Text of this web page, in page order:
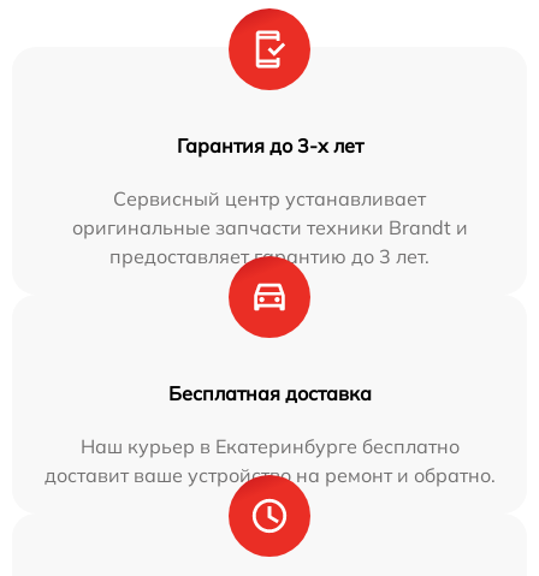
Гарантия до 3-х лет
Сервисный центр устанавливает
оригинальные запчасти техники Brandt и
предоставляет гарантию до 3 лет.
Бесплатная доставка
Наш курьер в Екатеринбурге бесплатно
доставит ваше устройство на ремонт и обратно.